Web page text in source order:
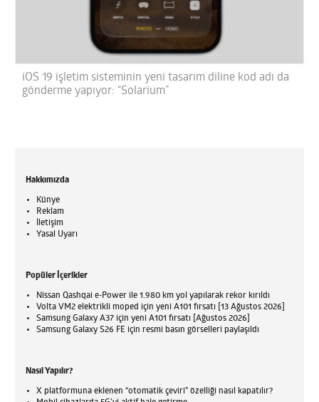
iOS 19 işletim sisteminin yeni tasarım diline kod adı da
gönderme yapıyor: “Solarium”
Hakkımızda
Künye
Reklam
İletişim
Yasal Uyarı
Popüler İçerikler
Nissan Qashqai e-Power ile 1.980 km yol yapılarak rekor kırıldı
Volta VM2 elektrikli moped için yeni A101 fırsatı [13 Ağustos 2026]
Samsung Galaxy A37 için yeni A101 fırsatı [Ağustos 2026]
Samsung Galaxy S26 FE için resmi basın görselleri paylaşıldı
Nasıl Yapılır?
X platformuna eklenen “otomatik çeviri” özelliği nasıl kapatılır?